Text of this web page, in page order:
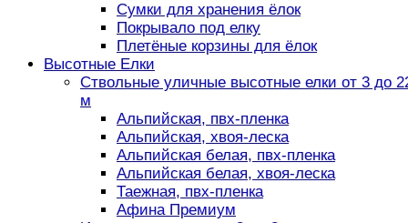
Сумки для хранения ёлок
Покрывало под елку
Плетёные корзины для ёлок
Высотные Елки
Ствольные уличные высотные елки от 3 до
м
Альпийская, пвх-пленка
Альпийская, хвоя-леска
Альпийская белая, пвх-пленка
Альпийская белая, хвоя-леска
Таежная, пвх-пленка
Афина Премиум